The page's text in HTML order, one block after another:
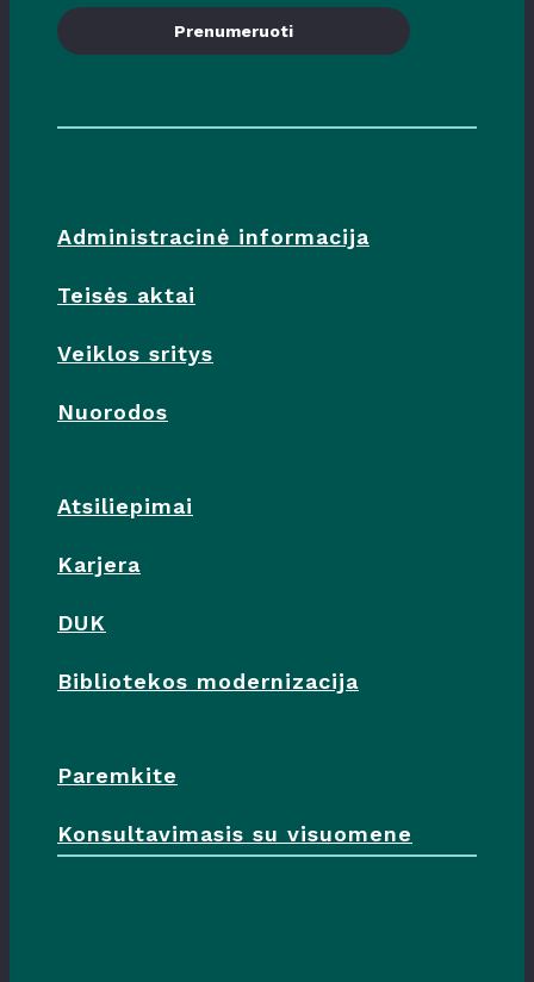
Prenumeruoti
Administracinė informacija
Teisės aktai
Veiklos sritys
Nuorodos
Atsiliepimai
Karjera
DUK
Bibliotekos modernizacija
Paremkite
Konsultavimasis su visuomene